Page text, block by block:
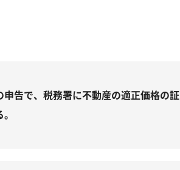
申告で、税務署に不動産の適正価格の証